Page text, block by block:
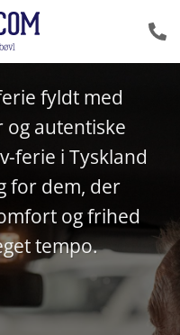
i
fyldt med
og autentiske
ferie i Tyskland
for dem, der
og frihed
tempo.